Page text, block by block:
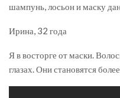
шампунь, лосьон и маску
Ирина, 32 года
Я в восторге от маски.
глазах. Они становятся